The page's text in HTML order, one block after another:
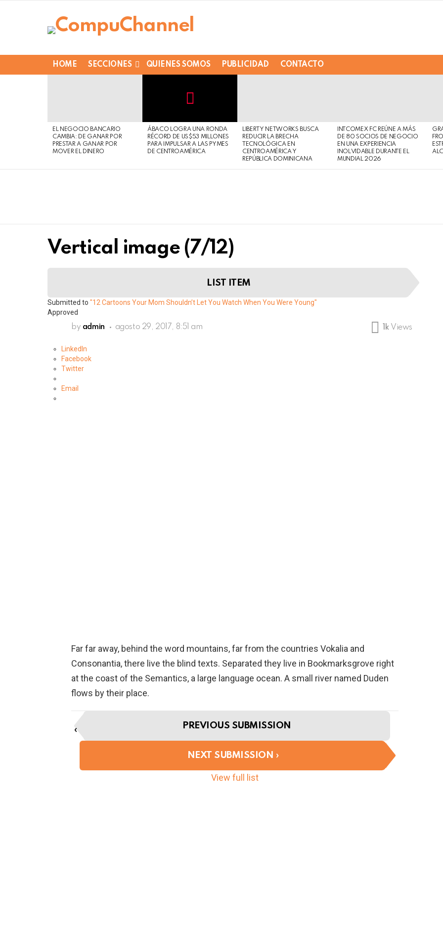
HOME SECCIONES QUIENES SOMOS PUBLICIDAD CONTACTO
EL NEGOCIO BANCARIO
CAMBIA: DE GANAR POR
PRESTAR A GANAR POR
MOVER EL DINERO
Safe
For
Work
view
this
post
ÁBACO LOGRA UNA RONDA
RÉCORD DE US$53 MILLONES
PARA IMPULSAR A LAS PYMES
DE CENTROAMÉRICA
LIBERTY NETWORKS BUSCA
REDUCIR LA BRECHA
TECNOLÓGICA EN
CENTROAMÉRICA Y
REPÚBLICA DOMINICANA
INTCOMEX FC REÚNE A MÁS
DE 80 SOCIOS DE NEGOCIO
EN UNA EXPERIENCIA
INOLVIDABLE DURANTE EL
MUNDIAL 2026
Vertical image (7/12)
LIST ITEM
Submitted to "12 Cartoons Your Mom Shouldn’t Let You Watch When You Were Young"
Approved
by admin agosto 29, 2017, 8:51 am 1k Views
LinkedIn
Facebook
Twitter
Email
Far far away, behind the word mountains, far from the countries Vokalia and
Consonantia, there live the blind texts. Separated they live in Bookmarksgrove right
at the coast of the Semantics, a large language ocean. A small river named Duden
flows by their place.
t
PREVIOUS SUBMISSION
NEXT SUBMISSION
View full list